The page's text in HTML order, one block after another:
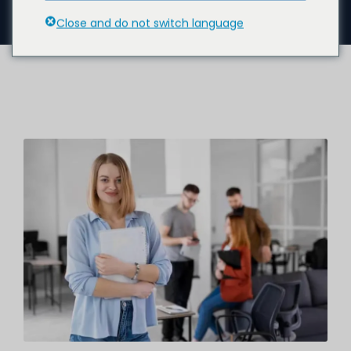
Close and do not switch language